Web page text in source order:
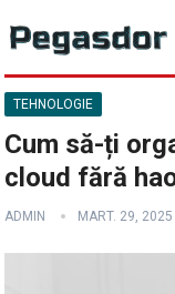
TEHNOLOGIE
Cum să-ți
cloud fără
ADMIN MART. 29, 2025